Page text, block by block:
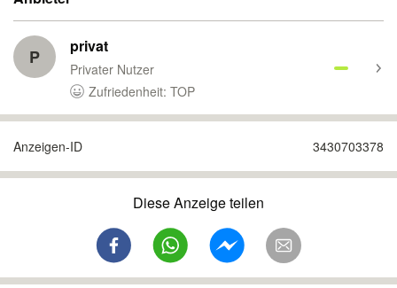
P privat
Privater Nutzer
Zufriedenheit: TOP
Anzeigen-ID 3430703378
Diese Anzeige teilen